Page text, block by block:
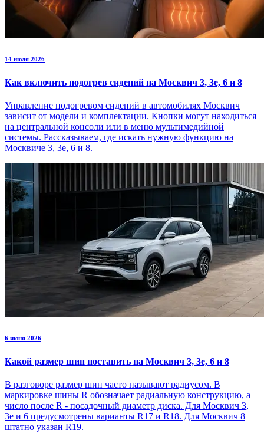
14 июля 2026
Как включить подогрев сидений на Москвич 3, 3е, 6 и 8
Управление подогревом сидений в автомобилях Москвич
зависит от модели и комплектации. Кнопки могут находиться
на центральной консоли или в меню мультимедийной
системы. Рассказываем, где искать нужную функцию на
Москвиче 3, 3е, 6 и 8.
6 июня 2026
Какой размер шин поставить на Москвич 3, 3е, 6 и 8
В разговоре размер шин часто называют радиусом. В
маркировке шины R обозначает радиальную конструкцию, а
число после R - посадочный диаметр диска. Для Москвич 3,
3е и 6 предусмотрены варианты R17 и R18. Для Москвич 8
штатно указан R19.